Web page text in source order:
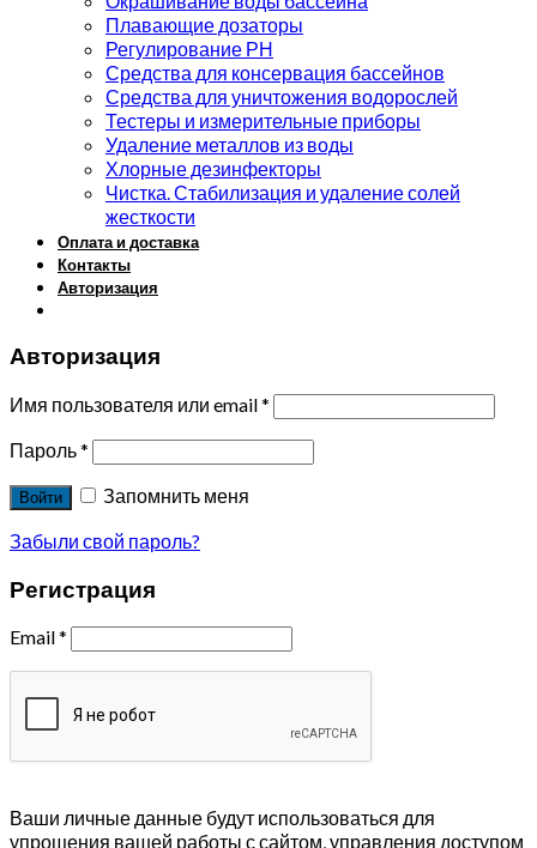
Плавающие дозаторы
Регулирование РН
Средства для консервация бассейнов
Средства для уничтожения водорослей
Тестеры и измерительные приборы
Удаление металлов из воды
Хлорные дезинфекторы
Чистка. Стабилизация и удаление солей
жесткости
Оплата и доставка
Контакты
Авторизация
Авторизация
Имя пользователя или email*
Пароль*
Войти
Запомнить меня
Забыли свой пароль?
Регистрация
Email*
Ваши личные данные будут использоваться для
упрощения вашей работы с сайтом, управления доступом